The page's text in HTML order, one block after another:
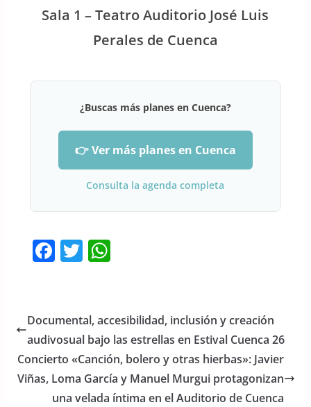
Sala 1 – Teatro Auditorio José Luis
Perales de Cuenca
¿Buscas más planes en Cuenca?
👉 Ver más planes en Cuenca
Consulta la agenda completa
F
e
b
o
o
T
er
W
s
A
p
p
Documental, accesibilidad, inclusión y creación
audivosual bajo las estrellas en Estival Cuenca 26
Concierto «Canción, bolero y otras hierbas»: Javier
Viñas, Loma García y Manuel Murgui protagonizan
una velada íntima en el Auditorio de Cuenca